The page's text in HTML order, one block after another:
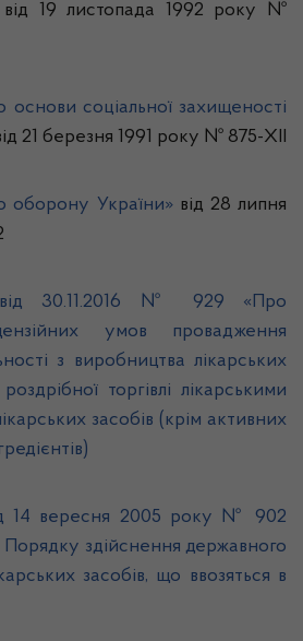
19 листопада 1992 року №
соціальної захищеності
21 березня 1991 року № 875-XII
оборону України»від 28 липня
30.11.2016 № 929 «Про
умов провадження
з виробництва лікарських
торгівлі лікарськими
засобів (крім активних
14 вересня 2005 року № 902
здійснення державного
засобів, що ввозяться в